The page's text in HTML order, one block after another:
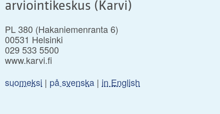
arviointikeskus (Karvi)
PL 380 (Hakaniemenranta 6)
00531 Helsinki
029 533 5500
www.karvi.fi
suomeksi | på svenska | in English